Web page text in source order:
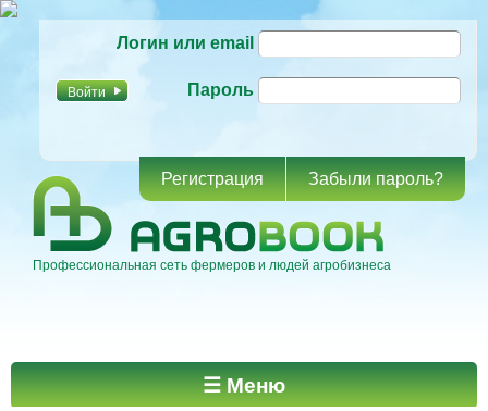
основному
Логин или email
Пароль
Регистрация Забыли пароль?
Профессиональная сеть фермеров и людей агробизнеса
Главное меню ☰ Меню